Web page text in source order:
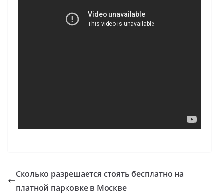
Сколько разрешается стоять бесплатно на
платной парковке в Москве